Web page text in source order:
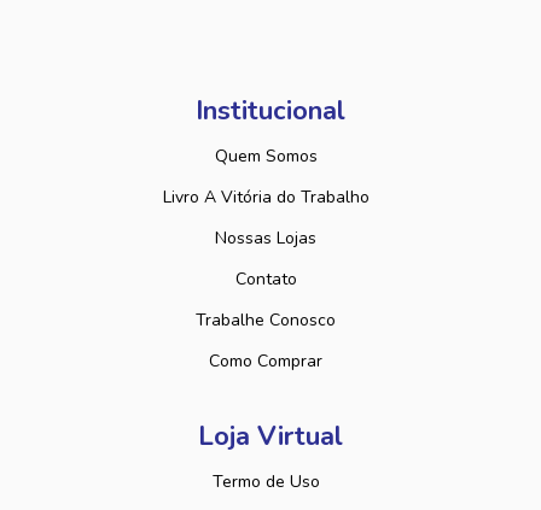
Institucional
Quem Somos
Livro A Vitória do Trabalho
Nossas Lojas
Contato
Trabalhe Conosco
Como Comprar
Loja Virtual
Termo de Uso